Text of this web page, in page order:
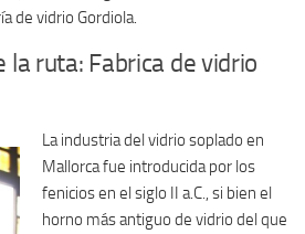
de vidrio Gordiola.
la ruta: Fabrica de vidrio
La industria del vidrio soplado en
Mallorca fue introducida por los
fenicios en el siglo II a.C., si bien el
horno más antiguo de vidrio del que